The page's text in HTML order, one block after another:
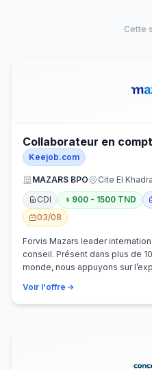
Cette
Collaborateur en
Keejob.com
MAZARS BPO
Cite El
CDI
900 - 1500 TND
03/08
Forvis Mazars leader
conseil. Présent dans plus de
monde, nous appuyons sur
Voir l'offre